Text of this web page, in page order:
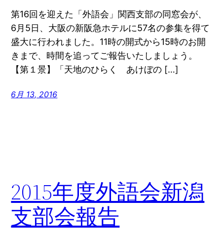
第16回を迎えた「外語会」関西支部の同窓会が、
6月5日、大阪の新阪急ホテルに57名の参集を得て
盛大に行われました。11時の開式から15時のお開
きまで、時間を追ってご報告いたしましょう。
【第１景】「天地のひらく あけぼの […]
6月 13, 2016
2015年度外語会新潟
支部会報告